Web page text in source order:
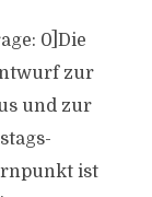
0]Die
zur
und zur
ist